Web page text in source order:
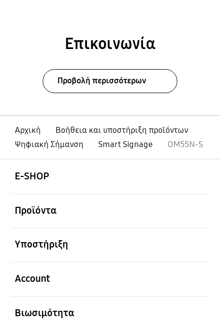
Επικοινωνία
Προβολή περισσότερων
Αρχική
Βοήθεια και υποστήριξη προϊόντων
Ψηφιακή Σήμανση
Smart Signage OM55N-S
E-SHOP
Προϊόντα
Υποστήριξη
Account
Βιωσιμότητα